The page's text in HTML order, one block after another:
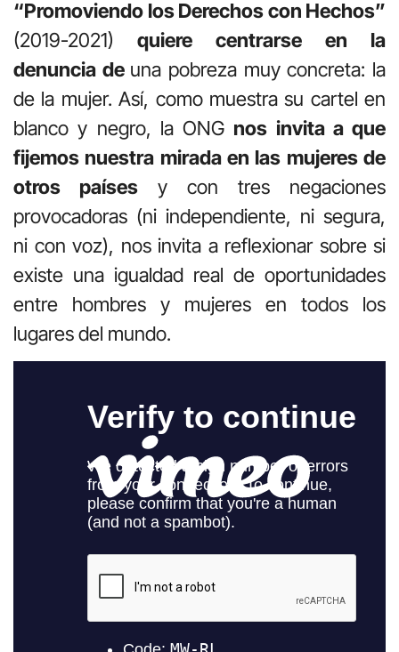
“Promoviendo los Derechos con Hechos”
(2019-2021) quiere centrarse en la
denuncia de una pobreza muy concreta: la
de la mujer. Así, como muestra su cartel en
blanco y negro, la ONG nos invita a que
fijemos nuestra mirada en las mujeres de
otros países y con tres negaciones
provocadoras (ni independiente, ni segura,
ni con voz), nos invita a reflexionar sobre si
existe una igualdad real de oportunidades
entre hombres y mujeres en todos los
lugares del mundo.